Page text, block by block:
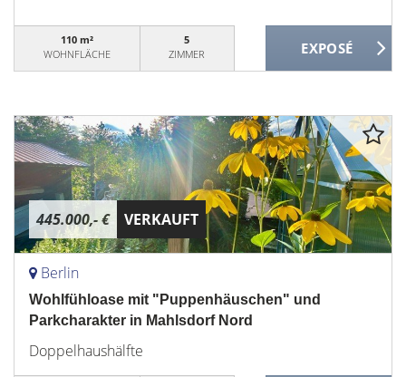
110 m²
WOHNFLÄCHE
5
ZIMMER
445.000,- € VERKAUFT
Berlin
Wohlfühloase mit "Puppenhäuschen" und
Parkcharakter in Mahlsdorf Nord
Doppelhaushälfte